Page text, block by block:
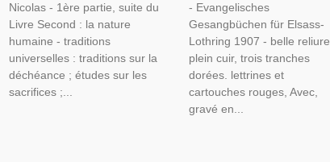
Nicolas - 1ère partie, suite du
Livre Second : la nature
humaine - traditions
universelles : traditions sur la
déchéance ; études sur les
sacrifices ;...
- Evangelisches
Gesangbüchen für Elsass-
Lothring 1907 - belle reliure
plein cuir, trois tranches
dorées. lettrines et
cartouches rouges, Avec,
gravé en...